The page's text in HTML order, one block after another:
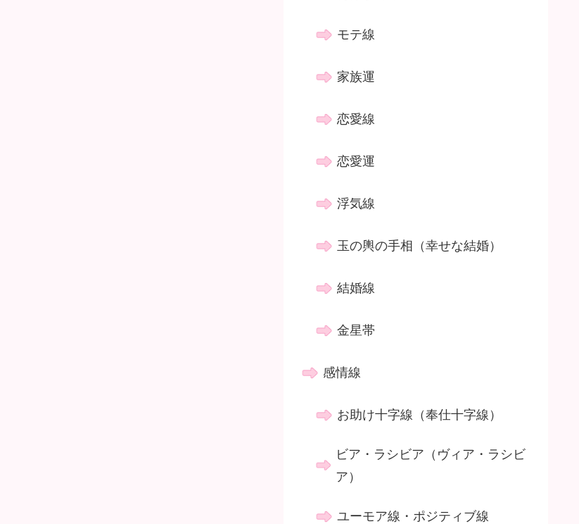
モテ線
家族運
恋愛線
恋愛運
浮気線
玉の輿の手相（幸せな結婚）
結婚線
金星帯
感情線
お助け十字線（奉仕十字線）
ビア・ラシビア（ヴィア・ラシビ
ア）
ユーモア線・ポジティブ線